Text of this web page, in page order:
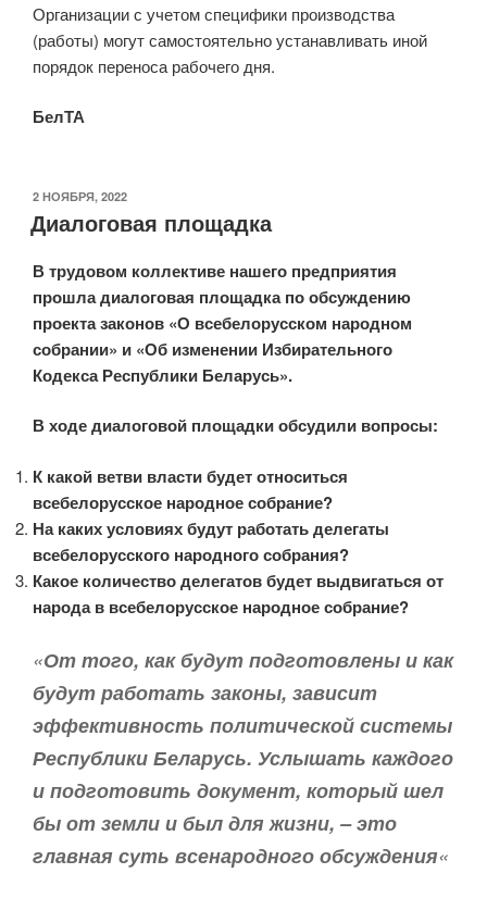
Организации с учетом специфики производства
(работы) могут самостоятельно устанавливать иной
порядок переноса рабочего дня.
БелТА
ОПУБЛИКОВАНО
2 НОЯБРЯ, 2022
Диалоговая площадка
В трудовом коллективе нашего предприятия
прошла диалоговая площадка по обсуждению
проекта законов «О всебелорусском народном
собрании» и «Об изменении Избирательного
Кодекса Республики Беларусь».
В ходе диалоговой площадки обсудили вопросы:
К какой ветви власти будет относиться
всебелорусское народное собрание?
На каких условиях будут работать делегаты
всебелорусского народного собрания?
Какое количество делегатов будет выдвигаться от
народа в всебелорусское народное собрание?
«От того, как будут подготовлены и как
будут работать законы, зависит
эффективность политической системы
Республики Беларусь. Услышать каждого
и подготовить документ, который шел
бы от земли и был для жизни, – это
главная суть всенародного обсуждения«